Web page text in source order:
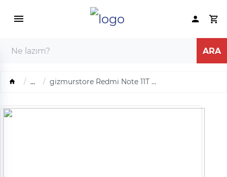
... gizmurstore Redmi Note 11T ...